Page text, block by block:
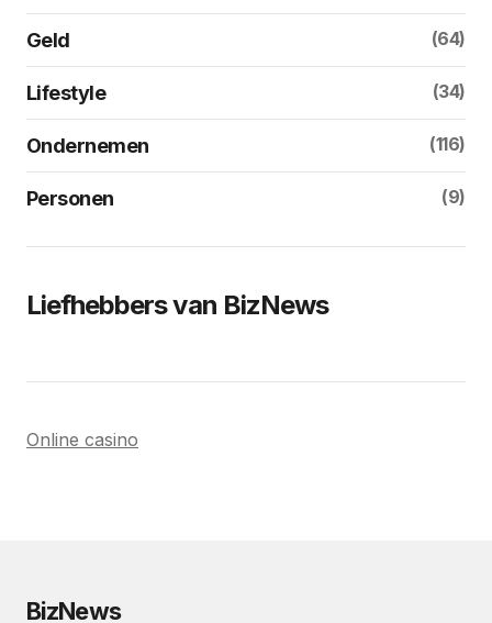
Geld (64)
Lifestyle (34)
Ondernemen (116)
Personen (9)
Liefhebbers van BizNews
Online casino
BizNews